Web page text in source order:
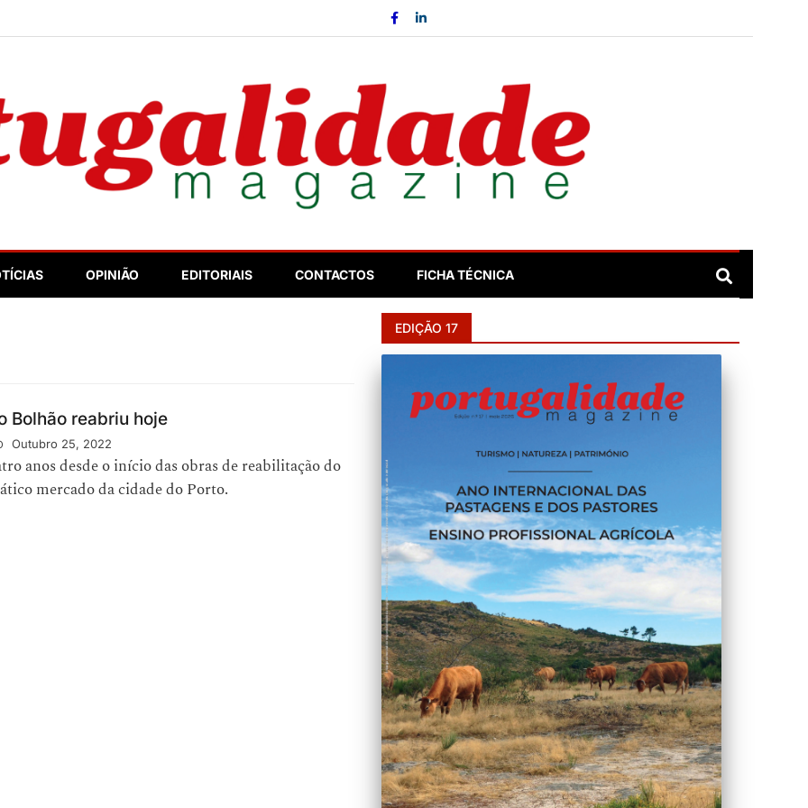
OPINIÃO EDITORIAIS CONTACTOS FICHA TÉCNICA
Bolhão reabriu hoje
Outubro 25, 2022
anos desde o início das obras de reabilitação do
mercado da cidade do Porto.
EDIÇÃO 17